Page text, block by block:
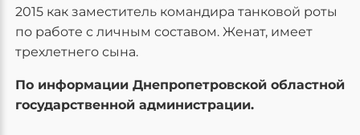
2015 как заместитель командира танковой роты
по работе с личным составом. Женат, имеет
трехлетнего сына.
По информации Днепропетровской областной
государственной администрации.